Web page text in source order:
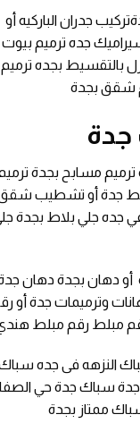
جدران الباركيه أو
جده ترميم بيوت
بالتقسيط بجده ترميم
شقق بجدة
جدة
ترميم مسابح بجدة
جدة أو تشطيب
جلي بلاط بجدة
أو دهان بجدة دهان
وترميمات جدة أو
مبلط رقم مبلط
النزهه فى جده
سباك جدة حي الصفا
ممتاز بجدة